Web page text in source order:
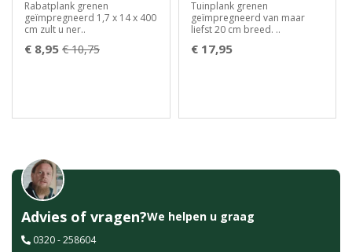
Rabatplank grenen
geïmpregneerd 1,7 x 14 x 400
cm zult u ner..
€ 8,95 € 10,75
Tuinplank grenen
geïmpregneerd van maar
liefst 20 cm breed. ..
€ 17,95
Advies of vragen?We helpen u graag
0320 - 258604